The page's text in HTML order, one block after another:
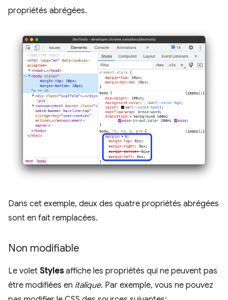
propriétés abrégées.
Dans cet exemple, deux des quatre propriétés abrégées
sont en fait remplacées.
Non modifiable
Le volet Stylesaffiche les propriétés qui ne peuvent pas
être modifiées en italique. Par exemple, vous ne pouvez